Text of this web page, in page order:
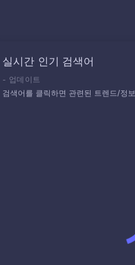
실시간 인기 검색어
- 업데이트
검색어를 클릭하면 관련된 트렌드/정